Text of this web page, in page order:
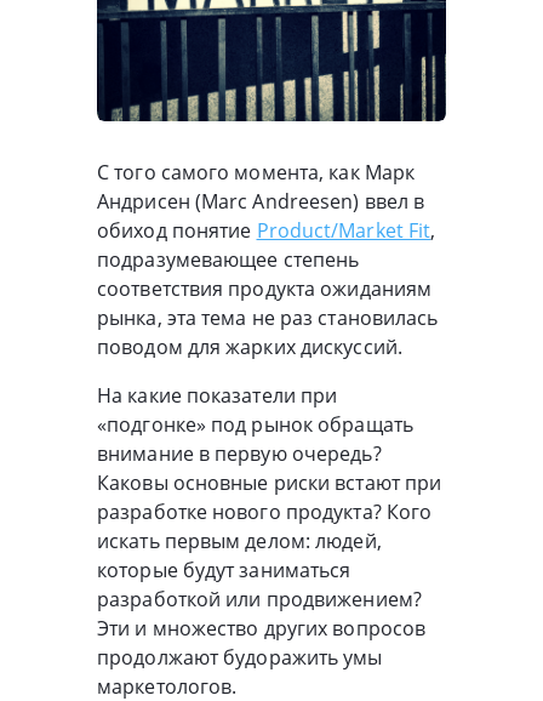
С того самого момента, как Марк
Андрисен (Marc Andreesen) ввел в
обиход понятие Product/Market Fit,
подразумевающее степень
соответствия продукта ожиданиям
рынка, эта тема не раз становилась
поводом для жарких дискуссий.
На какие показатели при
«подгонке» под рынок обращать
внимание в первую очередь?
Каковы основные риски встают при
разработке нового продукта? Кого
искать первым делом: людей,
которые будут заниматься
разработкой или продвижением?
Эти и множество других вопросов
продолжают будоражить умы
маркетологов.